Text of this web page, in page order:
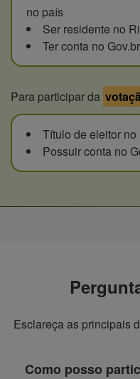
no país
Ser residente no
Ter conta no Gov.br
Para participar da
Título de eleitor no
Possuir conta no
Esclareça as principais
Como posso